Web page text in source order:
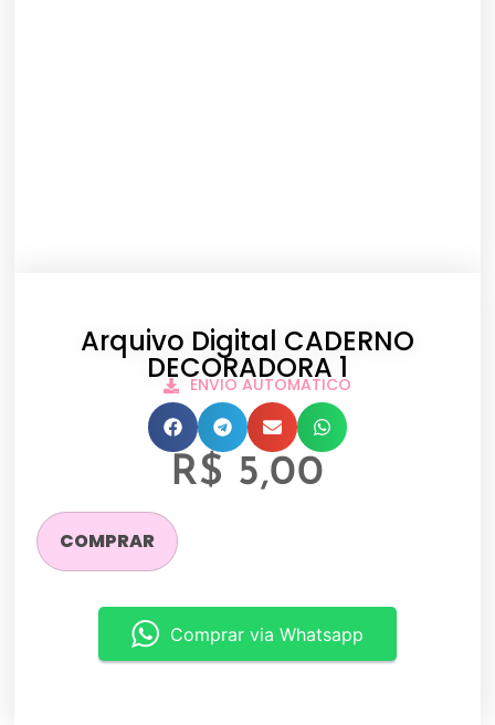
Arquivo Digital CADERNO
DECORADORA 1
ENVIO AUTOMATICO
R$ 5,00
COMPRAR
Comprar via Whatsapp